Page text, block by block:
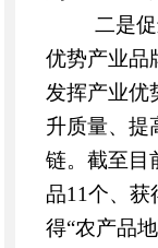
二是促进
优势产业品
发挥产业优
升质量、提
链。截至目
品11个、获
得“农产品